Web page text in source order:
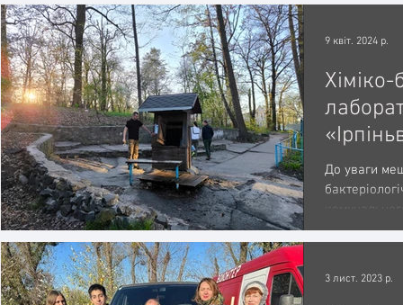
Хіміко-
воду
До уваги
9 квіт. 2024 р.
3 лист. 2023 р.